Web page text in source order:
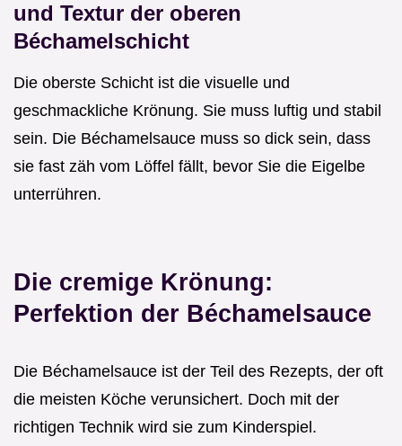
und Textur der oberen
Béchamelschicht
Die oberste Schicht ist die visuelle und
geschmackliche Krönung. Sie muss luftig und stabil
sein. Die Béchamelsauce muss so dick sein, dass
sie fast zäh vom Löffel fällt, bevor Sie die Eigelbe
unterrühren.
Die cremige Krönung:
Perfektion der Béchamelsauce
Die Béchamelsauce ist der Teil des Rezepts, der oft
die meisten Köche verunsichert. Doch mit der
richtigen Technik wird sie zum Kinderspiel.